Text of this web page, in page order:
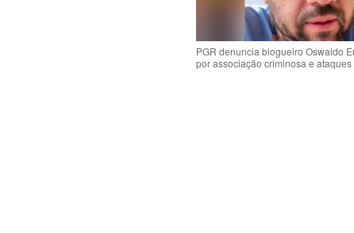
PGR denuncia blogueiro Oswaldo
por associação criminosa e